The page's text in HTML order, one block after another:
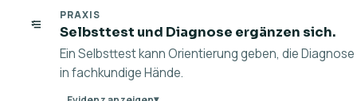
PRAXIS
Selbsttest und Diagnose ergänzen sich.
Ein Selbsttest kann Orientierung geben, die
in fachkundige Hände.